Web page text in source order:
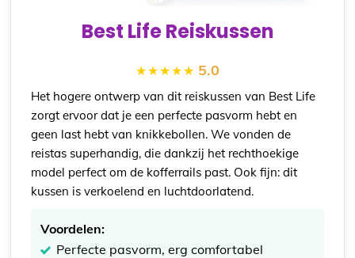
Best Life Reiskussen
5.0
Het hogere ontwerp van dit reiskussen van Best Life
zorgt ervoor dat je een perfecte pasvorm hebt en
geen last hebt van knikkebollen. We vonden de
reistas superhandig, die dankzij het rechthoekige
model perfect om de kofferrails past. Ook fijn: dit
kussen is verkoelend en luchtdoorlatend.
Voordelen:
Perfecte pasvorm, erg comfortabel